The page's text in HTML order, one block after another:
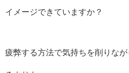
イメージできていますか？
疲弊する方法で気持ちを削りな